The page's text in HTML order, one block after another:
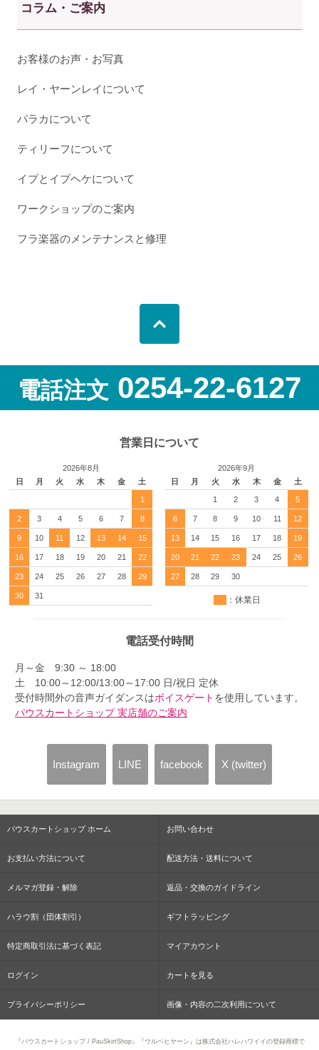
コラム・ご案内
お客様のお声・お写真
レイ・ヤーンレイについて
パラカについて
ティリーフについて
イプとイプヘケについて
ワークショップのご案内
フラ楽器のメンテナンスと修理
電話注文 0254-22-6127
営業日について
2026年8月
日
月 火 水 木 金 土
1
2 3 4 5 6 7 8
9 10 11 12 13 14 15
16 17 18 19 20 21 22
23 24 25 26 27 28 29
30 31
2026年9月
日
月 火 水 木 金 土
1 2 3 4 5
6 7 8 9 10 11 12
13 14 15 16 17 18 19
20 21 22 23 24 25 26
27 28 29 30
：休業日
電話受付時間
月～金 9:30 ～ 18:00
土 10:00～12:00/13:00～17:00 日/祝日 定休
受付時間外の音声ガイダンスはボイスゲート を使用しています。
パウスカートショップ 実店舗のご案内
Instagram LINE facebook X (twitter)
パウスカートショップ ホーム お問い合わせ
お支払い方法について 配送方法・送料について
メルマガ登録・解除 返品・交換のガイドライン
ハラウ割（団体割引） ギフトラッピング
特定商取引法に基づく表記 マイアカウント
ログイン カートを見る
プライバシーポリシー 画像・内容の二次利用について
『パウスカートショップ / PauSkirtShop』『ウルベヒヤーン』は株式会社ハレハワイイの登録商標で